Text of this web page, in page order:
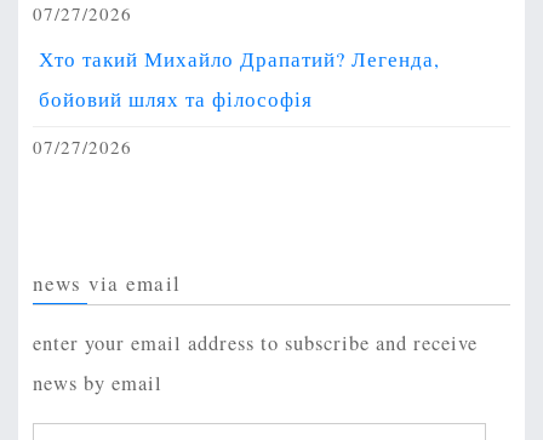
07/27/2026
Хто такий Михайло Драпатий? Легенда,
бойовий шлях та філософія
07/27/2026
news via email
enter your email address to subscribe and receive
news by email